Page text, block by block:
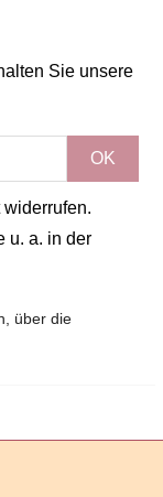
Sie unsere
u. a. in der
über die